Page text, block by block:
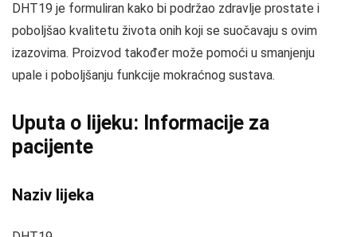
DHT19 je formuliran kako bi podržao zdravlje prostate i
poboljšao kvalitetu života onih koji se suočavaju s ovim
izazovima. Proizvod također može pomoći u smanjenju
upale i poboljšanju funkcije mokraćnog sustava.
Uputa o lijeku: Informacije za
pacijente
Naziv lijeka